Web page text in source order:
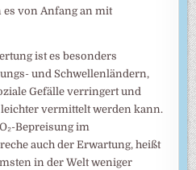
von Anfang an mit
ist es besonders
und Schwellenländern,
Gefälle verringert und
vermittelt werden kann.
Bepreisung im
auch der Erwartung, heißt
in der Welt weniger